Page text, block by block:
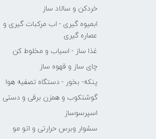
خردکن و سالاد ساز
ابمیوه گیری - اب مرکبات گیری و
عصاره گیری
غذا ساز - اسیاب و مخلوط کن
چای ساز و قهوه ساز
پنکه- بخور - دستگاه تصفیه هوا
گوشتکوب و همزن برقی و دستی
اسپرسوساز
سشوار وبرس حرارتی و اتو مو